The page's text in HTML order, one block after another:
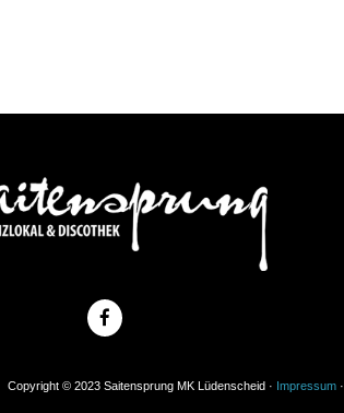
Copyright © 2023 Saitensprung MK Lüdenscheid · Impressum·